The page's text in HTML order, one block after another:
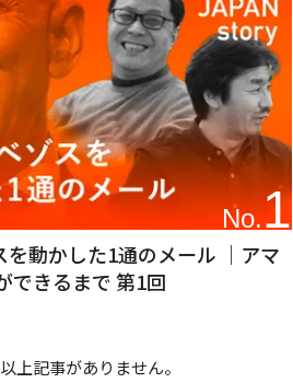
No.1
を動かした1通のメール ｜アマ
できるまで 第1回
上記事がありません。